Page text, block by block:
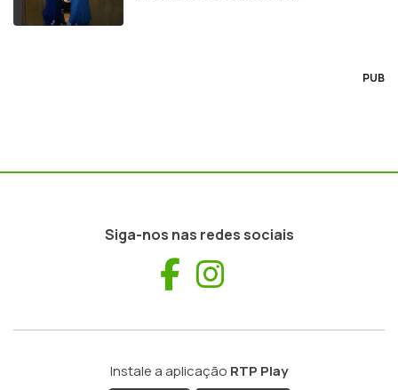
PUB
Siga-nos nas redes sociais
Facebook
Instale a aplicação RTP Play